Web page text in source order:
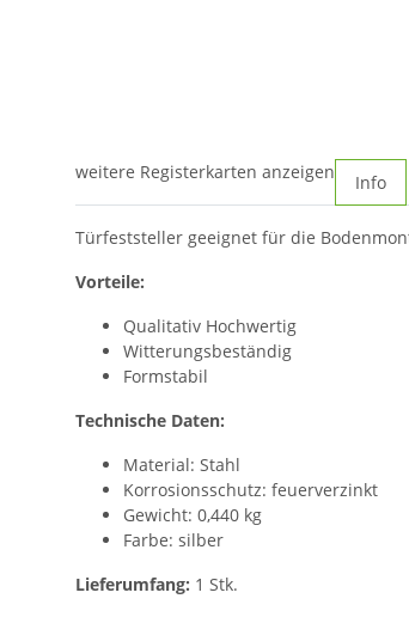
weitere Registerkarten anzeigen Info
Türfeststeller geeignet für die
Vorteile:
Qualitativ Hochwertig
Witterungsbeständig
Formstabil
Technische Daten:
Material: Stahl
Korrosionsschutz: feuerverzinkt
Gewicht: 0,440 kg
Farbe: silber
Lieferumfang: 1 Stk.